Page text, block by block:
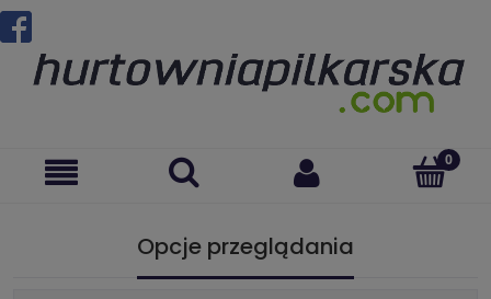
Opcje przeglądania